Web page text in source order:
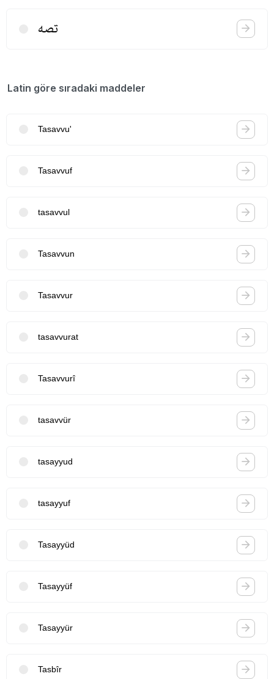
تصه
Latin göre sıradaki maddeler
Tasavvu'
Tasavvuf
tasavvul
Tasavvun
Tasavvur
tasavvurat
Tasavvurî
tasavvür
tasayyud
tasayyuf
Tasayyüd
Tasayyüf
Tasayyür
Tasbîr